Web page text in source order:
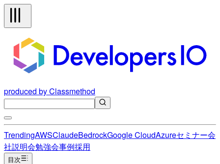
produced by Classmethod
TrendingAWSClaudeBedrockGoogle CloudAzureセミナー会
社説明会勉強会事例採用
目次